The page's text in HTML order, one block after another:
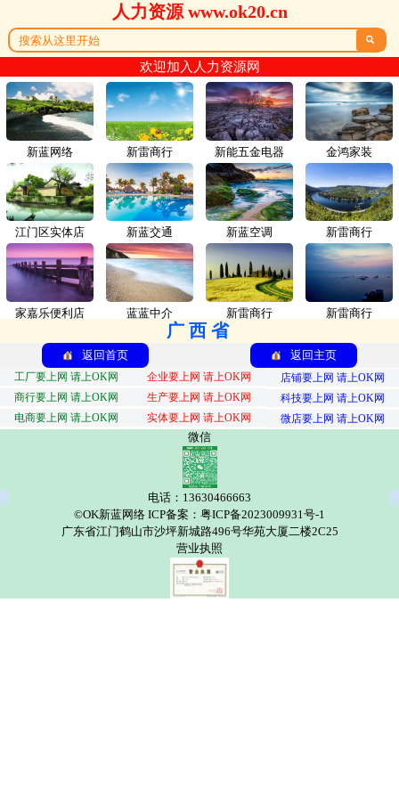
人力资源 www.ok20.cn

欢迎加入人力资源网
新蓝网络 新雷商行
江门区实体店 新蓝交通
家嘉乐便利店 蓝蓝中介
新能五金电器 金鸿家装
新蓝空调 新雷商行
新雷商行 新雷商行
广西省
返回首页 返回主页
工厂要上网 请上OK网 企业要上网 请上OK网
店铺要上网 请上OK网
商行要上网 请上OK网
生产要上网 请上OK网
科技要上网 请上OK网
电商要上网 请上OK网
实体要上网 请上OK网 微店要上网 请上OK网
微信
电话：13630466663
©OK新蓝网络 ICP备案：粤ICP备2023009931号-1
广东省江门鹤山市沙坪新城路496号华苑大厦二楼2C25
营业执照